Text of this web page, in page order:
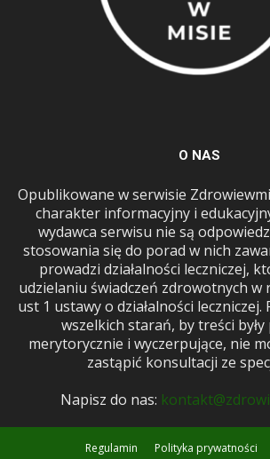
O NAS
Opublikowane w serwisie
charakter informacyjny i
wydawca serwisu nie są
stosowania się do porad w nich
prowadzi działalności leczniczej,
udzielaniu świadczeń zdrowotnych w
ust 1 ustawy o działalności leczniczej.
wszelkich starań, by treści
merytorycznie i wyczerpujące, nie
zastąpić konsultacji ze
Napisz do nas:
Regulamin Polityka prywatności